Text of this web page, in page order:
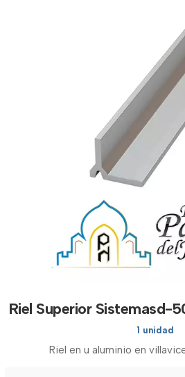
Riel Superior Sistemasd-
1 unidad
Riel en u aluminio en